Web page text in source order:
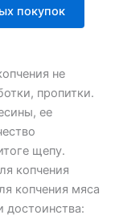
покупок
не
пропитки.
ее
щепу.
копчения
копчения мяса